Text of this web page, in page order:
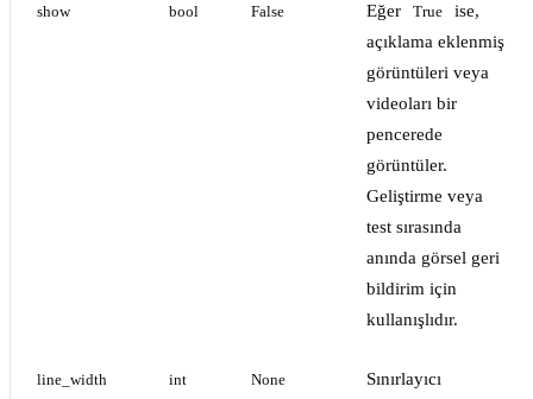
show bool False Eğer True
ise,
açıklama eklenmiş
görüntüleri veya
videoları bir
pencerede
görüntüler.
Geliştirme veya
test sırasında
anında görsel geri
bildirim için
kullanışlıdır.
line_width
int
None
Sınırlayıcı